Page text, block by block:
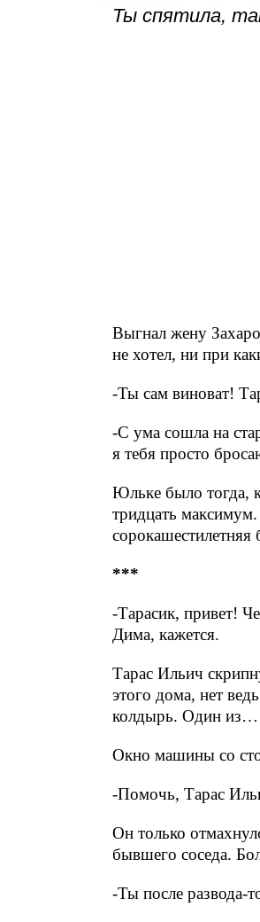
Ты спятила,
Выгнал жену
не хотел, ни при
-Ты сам виноват!
-С ума сошла на
я тебя просто
Юльке было тогда,
тридцать
сорокашестилетняя
***
-Тарасик, привет!
Дима, кажется.
Тарас Ильич
этого дома, нет
колдырь. Один из…
Окно машины со
-Помочь, Тарас
Он только
бывшего соседа.
-Ты после развода-